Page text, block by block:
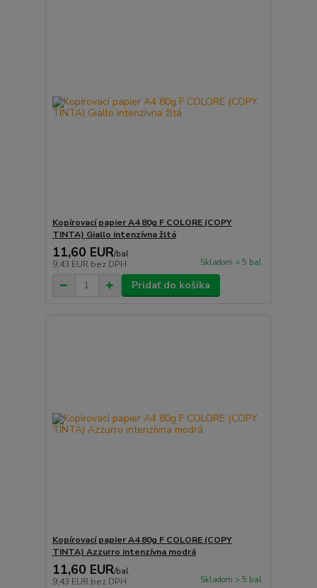
Kopírovací papier A4 80g F COLORE (COPY
TINTA) Giallo intenzívna žltá
11,60 EUR/bal
9,43 EUR bez DPH Skladom > 5 bal
Pridať do košíka
Kopírovací papier A4 80g F COLORE (COPY
TINTA) Azzurro intenzívna modrá
11,60 EUR/bal
9,43 EUR bez DPH Skladom > 5 bal